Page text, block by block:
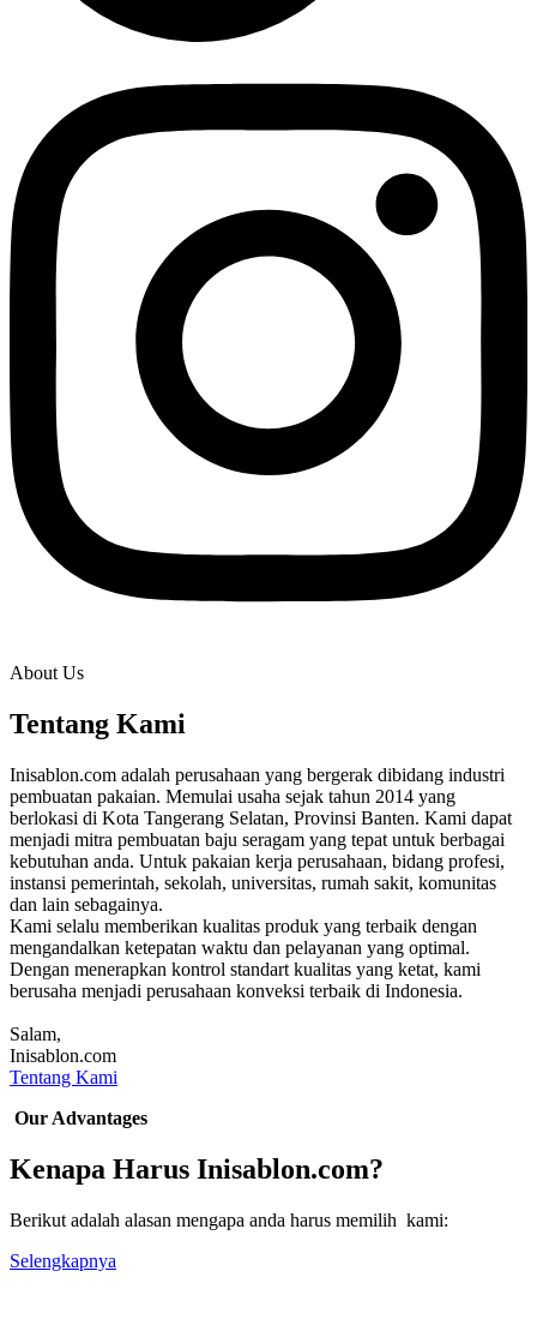
About Us
Tentang Kami
Inisablon.com adalah perusahaan yang bergerak dibidang industri
pembuatan pakaian. Memulai usaha sejak tahun 2014 yang
berlokasi di Kota Tangerang Selatan, Provinsi Banten. Kami dapat
menjadi mitra pembuatan baju seragam yang tepat untuk berbagai
kebutuhan anda. Untuk pakaian kerja perusahaan, bidang profesi,
instansi pemerintah, sekolah, universitas, rumah sakit, komunitas
dan lain sebagainya.
Kami selalu memberikan kualitas produk yang terbaik dengan
mengandalkan ketepatan waktu dan pelayanan yang optimal.
Dengan menerapkan kontrol standart kualitas yang ketat, kami
berusaha menjadi perusahaan konveksi terbaik di Indonesia.
Salam,
Inisablon.com
Tentang Kami
Our Advantages
Kenapa Harus Inisablon.com?
Berikut adalah alasan mengapa anda harus memilih kami:
Selengkapnya